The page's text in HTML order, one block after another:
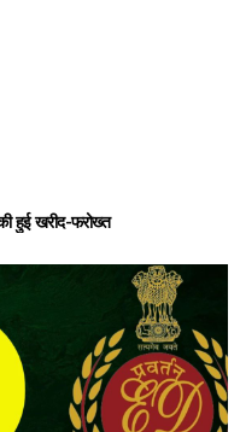
हुई खरीद-फरोख्त